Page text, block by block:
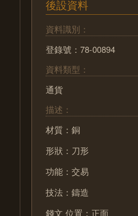
後設資料
資料識別：
登錄號：78-00894
資料類型：
通貨
描述：
材質：銅
形狀：刀形
功能：交易
技法：鑄造
錢文 位置：正面